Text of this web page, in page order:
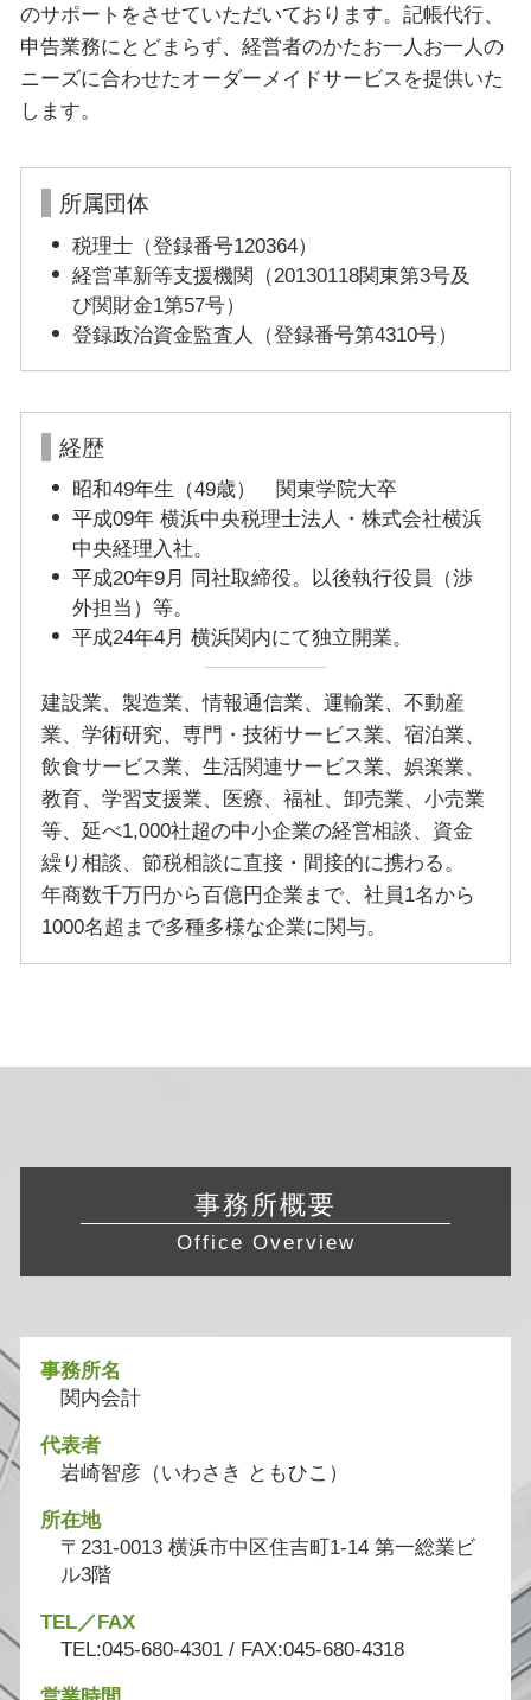
のサポートをさせていただいております。記帳代行、
申告業務にとどまらず、経営者のかたお一人お一人の
ニーズに合わせたオーダーメイドサービスを提供いた
します。
所属団体
税理士（登録番号120364）
経営革新等支援機関（20130118関東第3号及
び関財金1第57号）
登録政治資金監査人（登録番号第4310号）
経歴
昭和49年生（49歳） 関東学院大卒
平成09年 横浜中央税理士法人・株式会社横浜
中央経理入社。
平成20年9月 同社取締役。以後執行役員（渉
外担当）等。
平成24年4月 横浜関内にて独立開業。
建設業、製造業、情報通信業、運輸業、不動産
業、学術研究、専門・技術サービス業、宿泊業、
飲食サービス業、生活関連サービス業、娯楽業、
教育、学習支援業、医療、福祉、卸売業、小売業
等、延べ1,000社超の中小企業の経営相談、資金
繰り相談、節税相談に直接・間接的に携わる。
年商数千万円から百億円企業まで、社員1名から
1000名超まで多種多様な企業に関与。
事務所概要
Office Overview
事務所名
関内会計
代表者
岩崎智彦（いわさき ともひこ）
所在地
〒231-0013 横浜市中区住吉町1-14 第一総業ビ
ル3階
TEL／FAX
TEL:045-680-4301 / FAX:045-680-4318